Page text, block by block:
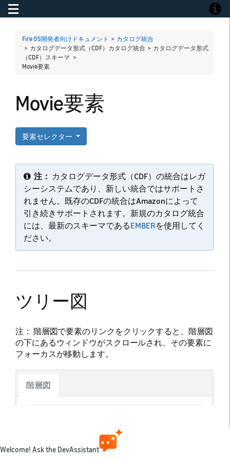
Toggle navigation
Fire OS開発者向けドキュメント > カタログ統合
> カタログデータ形式（CDF）カタログ統合 > カタログデータ形式
（CDF）スキーマ >
Movie要素
Movie要素
要素セレクター
注： カタログデータ形式（CDF）の統合はレガ
シーシステムであり、新しい統合ではサポートさ
れません。既存のCDFの統合はAmazonによって
引き続きサポートされます。新規のカタログ統合
には、最新のスキーマであるEMBERを使用してく
ださい。
ツリー図
注： 階層図で要素のリンクをクリックすると、階層図
の下にあるウィンドウがスクロールされ、その要素に
フォーカスが移動します。
階層図
ExternalID
│   │   ├── Titles
Welcome! Ask the DevAssistant